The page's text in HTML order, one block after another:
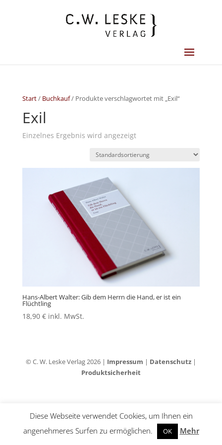
Start/ Buchkauf/ Produkte verschlagwortet mit „Exil“
Exil
Einzelnes Ergebnis wird angezeigt
Hans-Albert Walter: Gib dem Herrn die Hand, er ist ein
Flüchtling
18,90 € inkl. MwSt.
© C. W. Leske Verlag 2026 | Impressum | Datenschutz|
Produktsicherheit
Diese Webseite verwendet Cookies, um Ihnen ein
angenehmeres Surfen zu ermöglichen.
OK Mehr